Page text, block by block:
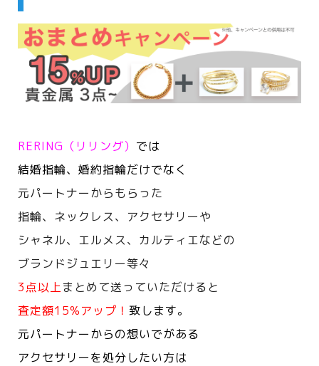
RERING（リリング） では
結婚指輪、婚約指輪だけでなく
元パートナーからもらった
指輪、ネックレス、アクセサリーや
シャネル、エルメス、カルティエなどの
ブランドジュエリー等々
3点以上まとめて送っていただけると
査定額15%アップ！ 致します。
元パートナーからの想いでがある
アクセサリーを処分したい方は